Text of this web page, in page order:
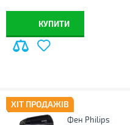
КУПИТИ
ХІТ ПРОДАЖІВ
Фен Philips